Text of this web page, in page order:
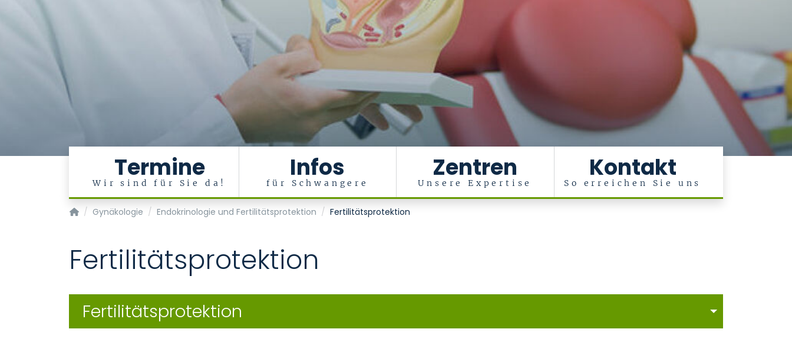
Termine
Wir sind für Sie da!
Infos
für Schwangere
Zentren
Unsere Expertise
Kontakt
So erreichen Sie uns
Klinik für Gynäkologie und Geburtsmedizin
Gynäkologie Endokrinologie und Fertilitätsprotektion Fertilitätsprotektion
Fertilitätsprotektion
Fertilitätsprotektion